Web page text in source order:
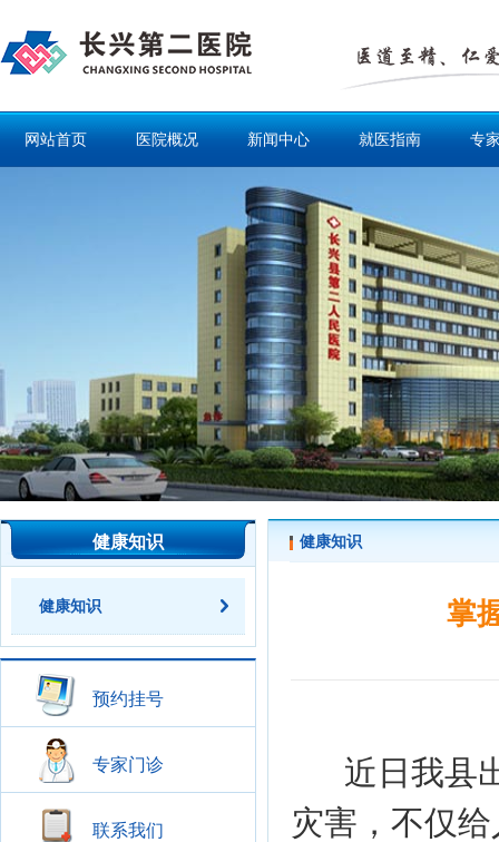
网站首页 医院概况 新闻中心 就医指南 专
健康知识
健康知识
预约挂号
专家门诊
联系我们
健康知识
掌
近日我县
灾害，不仅